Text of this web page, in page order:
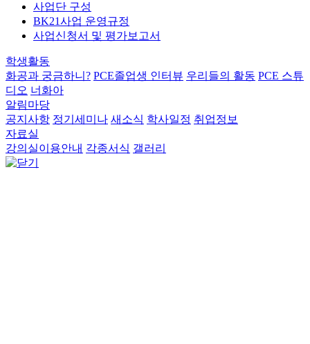
사업단 구성
BK21사업 운영규정
사업신청서 및 평가보고서
학생활동
화공과 궁금하니? PCE졸업생 인터뷰 우리들의 활동 PCE 스튜
디오 너화아
알림마당
공지사항 정기세미나 새소식 학사일정 취업정보
자료실
강의실이용안내 각종서식 갤러리